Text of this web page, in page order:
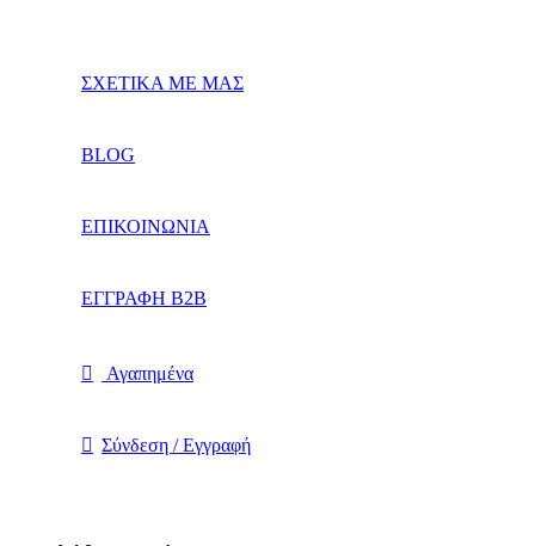
ΣΧΕΤΙΚΑ ΜΕ ΜΑΣ
BLOG
ΕΠΙΚΟΙΝΩΝΙΑ
ΕΓΓΡΑΦΗ Β2Β
Αγαπημένα
Σύνδεση / Εγγραφή